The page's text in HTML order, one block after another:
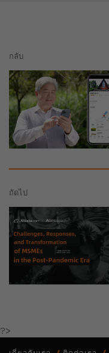
กลับ
ถัดไป
?>